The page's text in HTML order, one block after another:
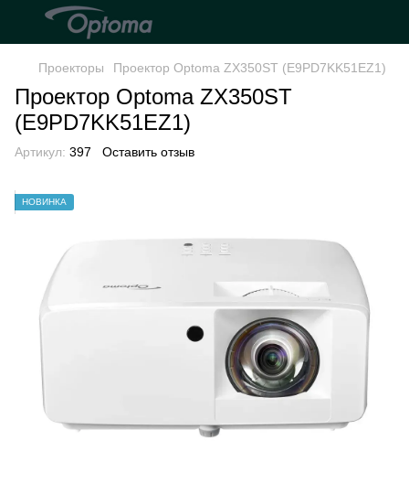
Проекторы Проектор Optoma ZX350ST (E9PD7KK51EZ1)
Проектор Optoma ZX350ST
(E9PD7KK51EZ1)
Артикул: 397 Оставить отзыв
НОВИНКА